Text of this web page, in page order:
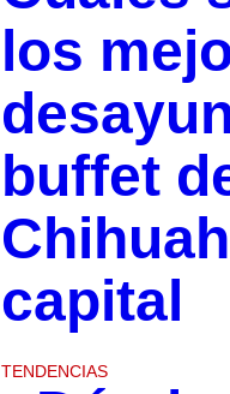
los
buffet
capital
TENDENCIAS